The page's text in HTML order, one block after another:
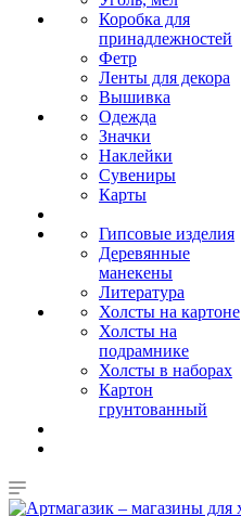
Коробка для
принадлежностей
Фетр
Ленты для декора
Вышивка
Одежда
Значки
Наклейки
Сувениры
Карты
Гипсовые изделия
Деревянные
манекены
Литература
Холсты на картоне
Холсты на
подрамнике
Холсты в наборах
Картон
грунтованный